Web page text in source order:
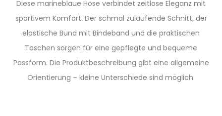
Diese marineblaue Hose verbindet zeitlose Eleganz mit
sportivem Komfort. Der schmal zulaufende Schnitt, der
elastische Bund mit Bindeband und die praktischen
Taschen sorgen für eine gepflegte und bequeme
Passform. Die Produktbeschreibung gibt eine allgemeine
Orientierung – kleine Unterschiede sind möglich.